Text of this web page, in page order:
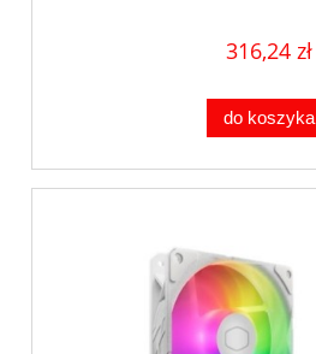
316,24 zł
do koszyka